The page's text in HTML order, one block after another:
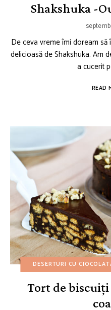
Shakshuka -
De ceva vreme îmi doream
delicioasă de Shakshuka. Am
a cucerit
READ
DESERTURI CU
Tort de